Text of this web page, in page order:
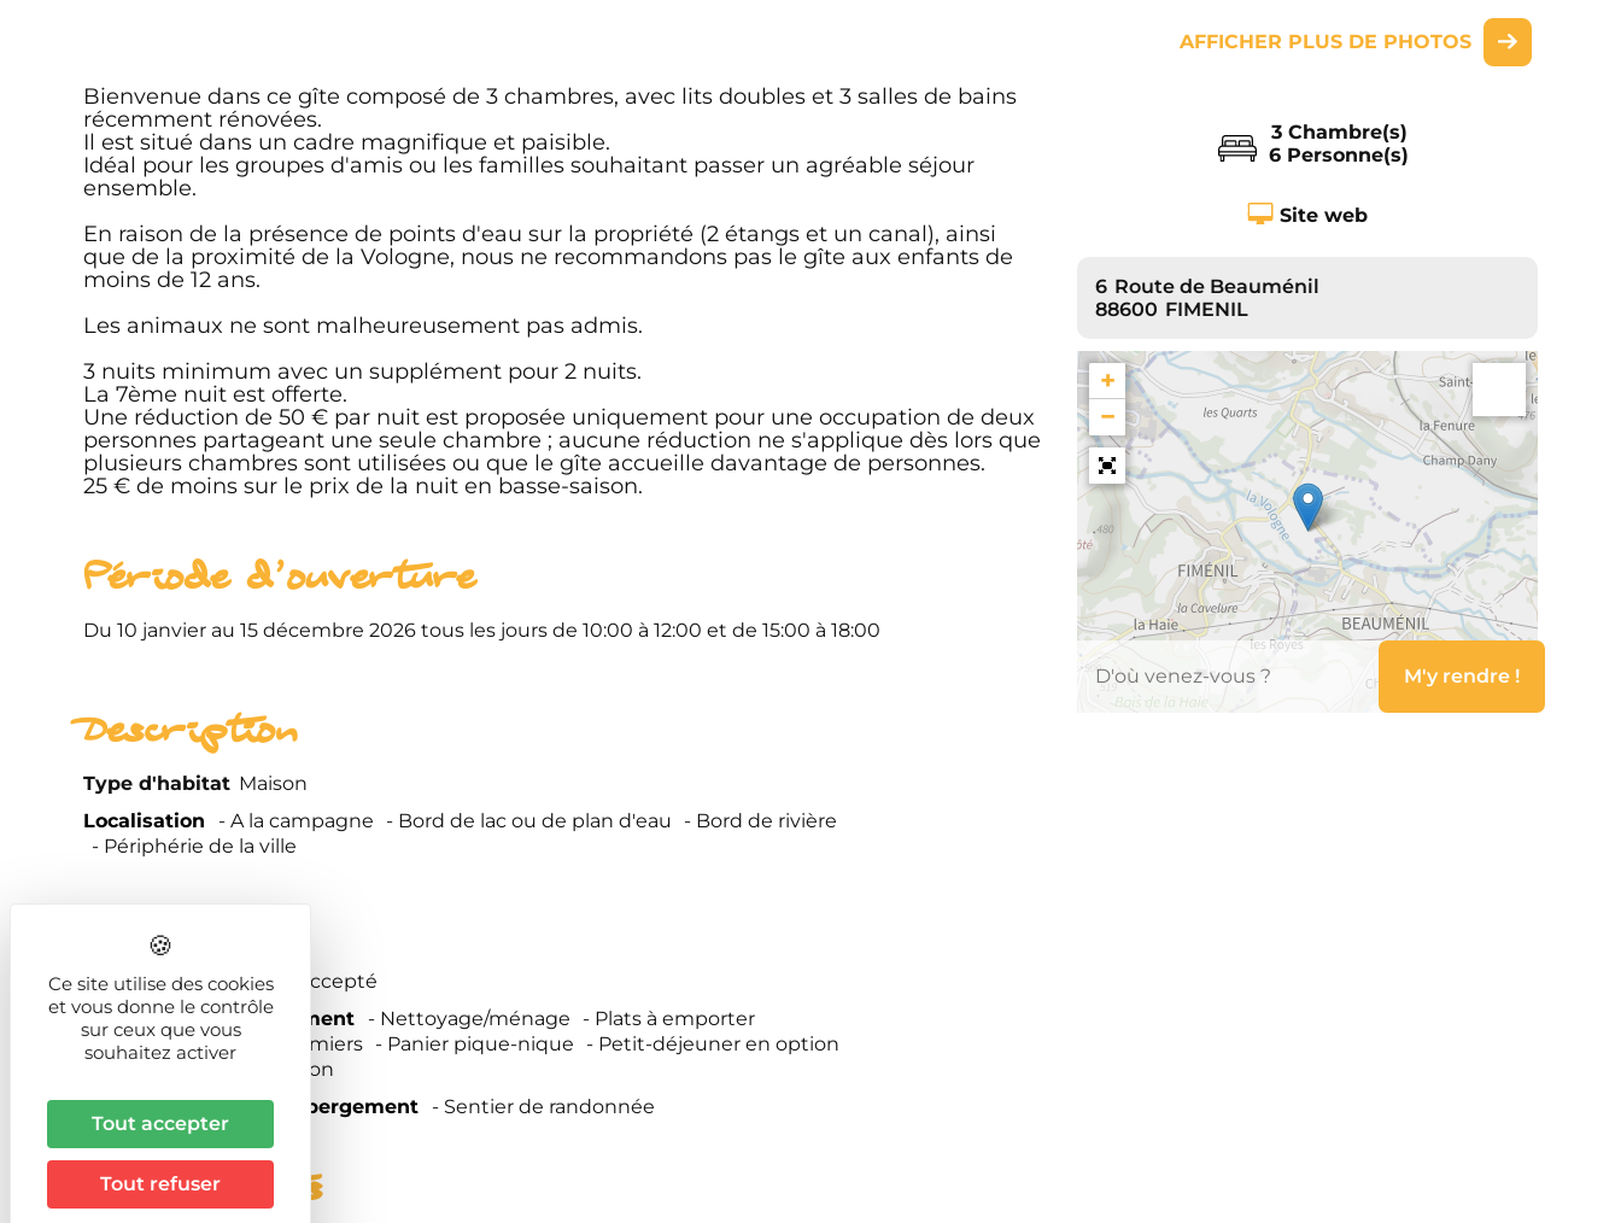
AFFICHER PLUS DE PHOTOS
3 Chambre(s)
6 Personne(s)
Site web
6 Route de Beauménil
88600 FIMENIL
+
−
Bienvenue dans ce gîte composé de 3 chambres, avec lits doubles et 3 salles de bains
récemment rénovées.
Il est situé dans un cadre magnifique et paisible.
Idéal pour les groupes d'amis ou les familles souhaitant passer un agréable séjour
ensemble.
En raison de la présence de points d'eau sur la propriété (2 étangs et un canal), ainsi
que de la proximité de la Vologne, nous ne recommandons pas le gîte aux enfants de
moins de 12 ans.
Les animaux ne sont malheureusement pas admis.
3 nuits minimum avec un supplément pour 2 nuits.
La 7ème nuit est offerte.
Une réduction de 50 € par nuit est proposée uniquement pour une occupation de deux
personnes partageant une seule chambre ; aucune réduction ne s'applique dès lors que
plusieurs chambres sont utilisées ou que le gîte accueille davantage de personnes.
25 € de moins sur le prix de la nuit en basse-saison.
Période d'ouverture
Du 10 janvier au 15 décembre 2026 tous les jours de 10:00 à 12:00 et de 15:00 à 18:00
Description
Type d'habitat Maison
Localisation
A la campagne Bord de lac ou de plan d'eau
Bord de rivière
Périphérie de la ville
Prestations
Animaux Animal non accepté
Services de l'hébergement
Nettoyage/ménage
Plats à emporter
Vente de produits fermiers
Panier pique-nique
Petit-déjeuner en option
Plateau repas en option
Activités sur place Hébergement
Sentier de randonnée
Equipements
Ce site utilise des cookies
et vous donne le contrôle
sur ceux que vous
souhaitez activer
Tout accepter
Tout refuser